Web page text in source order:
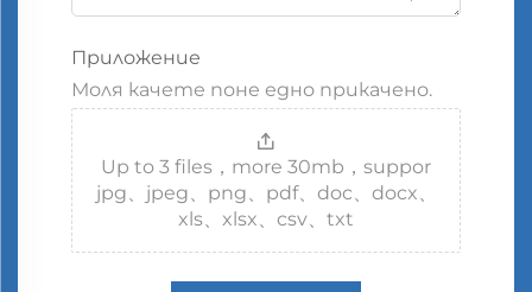
Приложение
Моля качете поне едно прикачено.
Up to 3 files，more 30mb，suppor
jpg、jpeg、png、pdf、doc、docx、
xls、xlsx、csv、txt